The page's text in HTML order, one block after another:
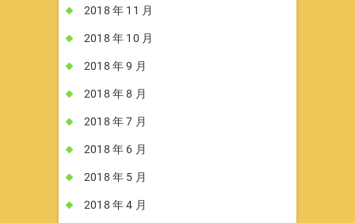
2018 年 11 月
2018 年 10 月
2018 年 9 月
2018 年 8 月
2018 年 7 月
2018 年 6 月
2018 年 5 月
2018 年 4 月